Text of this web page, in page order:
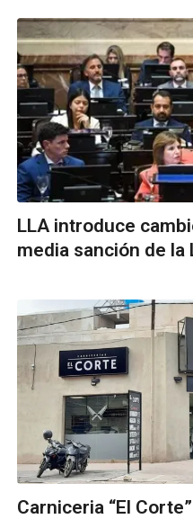
LLA introduce
media sanción de la
Carniceria “El